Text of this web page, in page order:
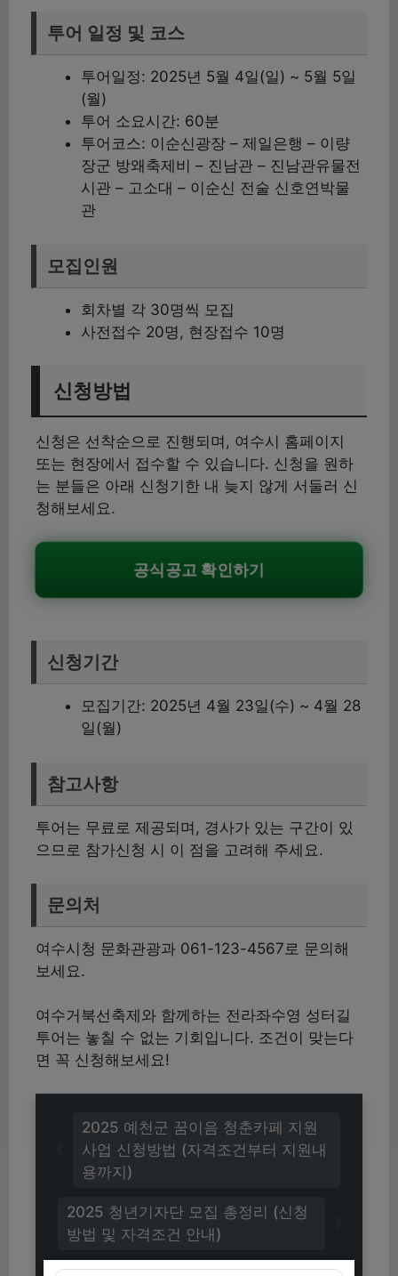
투어 일정 및 코스
투어일정: 2025년 5월 4일(일) ~ 5월 5일
(월)
투어 소요시간: 60분
투어코스: 이순신광장 – 제일은행 – 이량
장군 방왜축제비 – 진남관 – 진남관유물전
시관 – 고소대 – 이순신 전술 신호연박물
관
모집인원
회차별 각 30명씩 모집
사전접수 20명, 현장접수 10명
신청방법
신청은 선착순으로 진행되며, 여수시 홈페이지
또는 현장에서 접수할 수 있습니다. 신청을 원하
는 분들은 아래 신청기한 내 늦지 않게 서둘러 신
청해보세요.
공식공고 확인하기
신청기간
모집기간: 2025년 4월 23일(수) ~ 4월 28
일(월)
참고사항
투어는 무료로 제공되며, 경사가 있는 구간이 있
으므로 참가신청 시 이 점을 고려해 주세요.
문의처
여수시청 문화관광과 061-123-4567로 문의해
보세요.
여수거북선축제와 함께하는 전라좌수영 성터길
투어는 놓칠 수 없는 기회입니다. 조건이 맞는다
면 꼭 신청해보세요!
2025 청년기자단 모집 총정리 (신청
방법 및 자격조건 안내)
2025 예천군 꿈이음 청춘카페 지원
사업 신청방법 (자격조건부터 지원내
용까지)